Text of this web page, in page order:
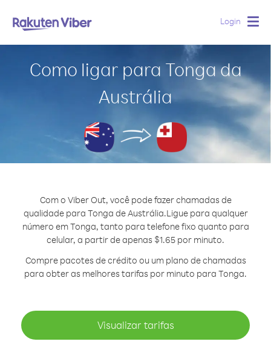
Login
Como ligar para Tonga da
Austrália
Com o Viber Out, você pode fazer chamadas de
qualidade para Tonga de Austrália.Ligue para qualquer
número em Tonga, tanto para telefone fixo quanto para
celular, a partir de apenas $1.65 por minuto.
Compre pacotes de crédito ou um plano de chamadas
para obter as melhores tarifas por minuto para Tonga.
Visualizar tarifas